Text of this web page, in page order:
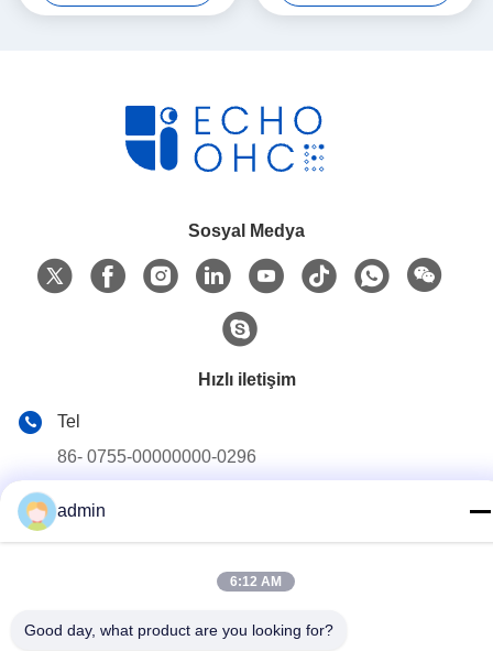
Kurdele Kapalı
Kurdele Kapalı
Sosyal Medya
Hızlı iletişim
Tel
86- 0755-00000000-0296
E-posta
Eyaleti
admin
6:12 AM
Good day, what product are you looking for?